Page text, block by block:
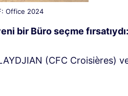
Office 2024
bir Büro seçme fırsatıydı:
(CFC Croisières)